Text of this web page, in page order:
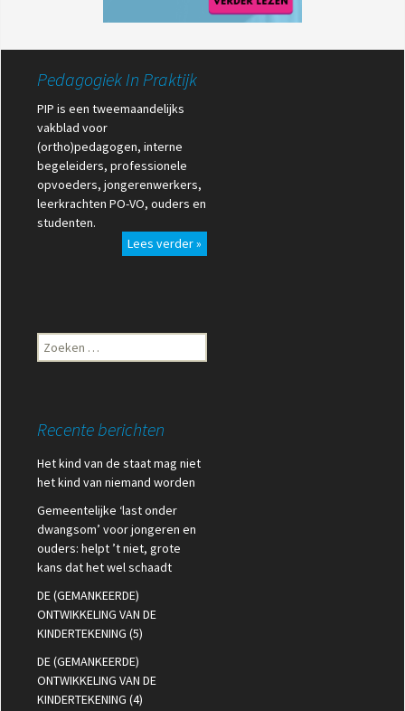
Pedagogiek In Praktijk
PIP is een tweemaandelijks
vakblad voor
(ortho)pedagogen, interne
begeleiders, professionele
opvoeders, jongerenwerkers,
leerkrachten PO-VO, ouders en
studenten.
Lees verder »
Zoeken
naar:
Recente berichten
Het kind van de staat mag niet
het kind van niemand worden
Gemeentelijke ‘last onder
dwangsom’ voor jongeren en
ouders: helpt ’t niet, grote
kans dat het wel schaadt
DE (GEMANKEERDE)
ONTWIKKELING VAN DE
KINDERTEKENING (5)
DE (GEMANKEERDE)
ONTWIKKELING VAN DE
KINDERTEKENING (4)